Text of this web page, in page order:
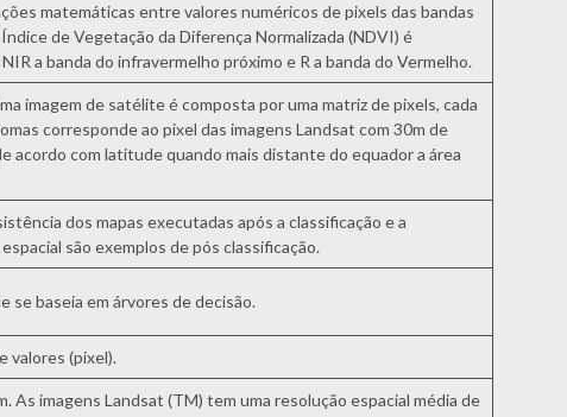
matemáticas entre valores numéricos de pixels das bandas
de Vegetação da Diferença Normalizada (NDVI) é
a banda do infravermelho próximo e R a banda do Vermelho.
imagem de satélite é composta por uma matriz de pixels, cada
corresponde ao pixel das imagens Landsat com 30m de
acordo com latitude quando mais distante do equador a área
dos mapas executadas após a classificação e a
são exemplos de pós classificação.
se baseia em árvores de decisão.
valores (pixel).
As imagens Landsat (TM) tem uma resolução espacial média de